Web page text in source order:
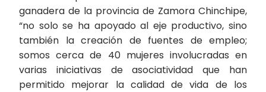
ganadera de la provincia de Zamora Chinchipe,
“no solo se ha apoyado al eje productivo, sino
también la creación de fuentes de empleo;
somos cerca de 40 mujeres involucradas en
varias iniciativas de asociatividad que han
permitido mejorar la calidad de vida de los